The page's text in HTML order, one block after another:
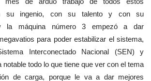
su ingenio, con su talento y con su
la máquina número 3 empezó a dar
para poder estabilizar el sistema,
Interconectado Nacional (SEN) y
notable todo lo que tiene que ver con el tema
de carga, porque le va a dar mejores